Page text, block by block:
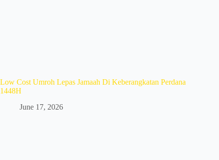
Low Cost Umroh Lepas Jamaah Di Keberangkatan Perdana
1448H
June 17, 2026